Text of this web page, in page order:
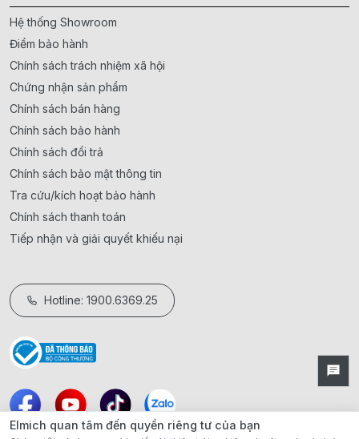
Hệ thống Showroom
Điểm bảo hành
Chính sách trách nhiệm xã hội
Chứng nhận sản phẩm
Chính sách bán hàng
Chính sách bảo hành
Chính sách đổi trả
Chính sách bảo mật thông tin
Tra cứu/kích hoạt bảo hành
Chính sách thanh toán
Tiếp nhận và giải quyết khiếu nại
Hotline: 1900.6369.25
Elmich quan tâm đến quyền riêng tư của bạn